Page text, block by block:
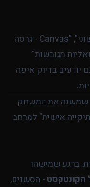
כן: "Creative Director - draft ראשוני", "Canvas - גרסה
בדיוק איפה
שמשנה את המשחק
אישית" למרחב
ברגע שמישהו
הקונטקסט - הסשנים,